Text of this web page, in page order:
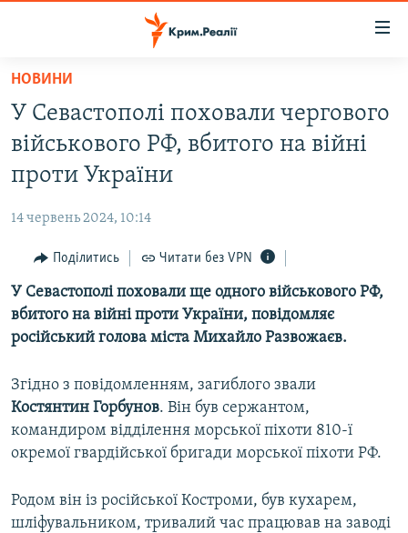
Перейти
основного
матеріалу
до
основної
навігації
Перейти
пошуку
ВІДЕО ТА ФОТО
БЛОГИ
ПОГЛЯД
ІНТЕРВ'Ю
ВСЕ ЗА ДЕНЬ
ДЕПОРТАЦІЯ
ВІДЕОУРОКИ «ELIFBE»
СВІДЧЕННЯ ОКУПАЦІЇ
ІНФОГРАФІКА
ЯК ОБІЙТИ БЛОКУВАННЯ
Русский
ДОЛУЧАЙСЯ!
НОВИНИ
У Севастополі поховали чергового
військового РФ, вбитого на війні
проти України
14 червень 2024, 10:14
Поділитись Читати без VPN
У Севастополі поховали ще одного військового РФ,
вбитого на війні проти України, повідомляє
російський голова міста Михайло Развожаєв.
Згідно з повідомленням, загиблого звали
Костянтин Горбунов. Він був сержантом,
командиром відділення морської піхоти 810-ї
окремої гвардійської бригади морської піхоти РФ.
Родом він із російської Костроми, був кухарем,
шліфувальником, тривалий час працював на заводі